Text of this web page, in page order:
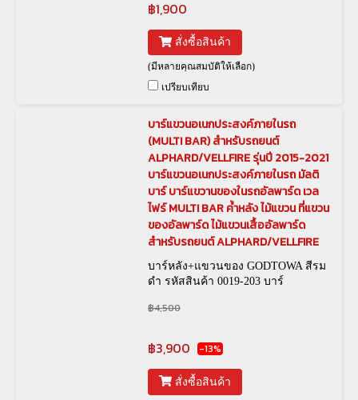
฿1,900
สั่งซื้อสินค้า
(มีหลายคุณสมบัติให้เลือก)
เปรียบเทียบ
บาร์แขวนอเนกประสงค์ภายในรถ
(MULTI BAR) สำหรับรถยนต์
ALPHARD/VELLFIRE รุ่นปี 2015-2021
บาร์แขวนอเนกประสงค์ภายในรถ มัลติ
บาร์ บาร์แขวานของในรถอัลพาร์ด เวล
ไฟร์ MULTI BAR ค้ำหลัง ไม้แขวน ที่แขวน
ของอัลพาร์ด ไม้แขวนเสื้ออัลพาร์ด
สำหรับรถยนต์ ALPHARD/VELLFIRE
บาร์หลัง+แขวนของ GODTOWA สีรม
ดำ รหัสสินค้า 0019-203 บาร์
รหัสสินค้า 0019-337
฿4,500
฿3,900 -13%
สั่งซื้อสินค้า